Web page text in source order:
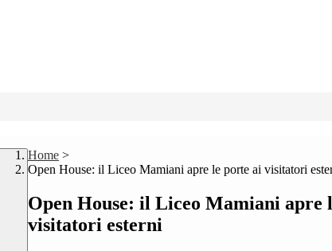
Home >
Open House: il Liceo Mamiani apre le porte ai visitatori
Open House: il Liceo Mamiani apre
visitatori esterni